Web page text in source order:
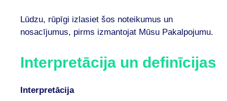
Lūdzu, rūpīgi izlasiet šos noteikumus un
nosacījumus, pirms izmantojat Mūsu Pakalpojumu.
Interpretācija un definīcijas
Interpretācija